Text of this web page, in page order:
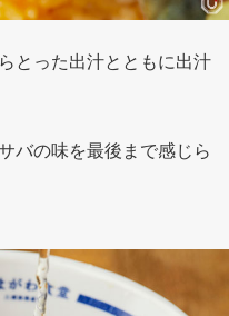
とった出汁とともに出汁
バの味を最後まで感じら